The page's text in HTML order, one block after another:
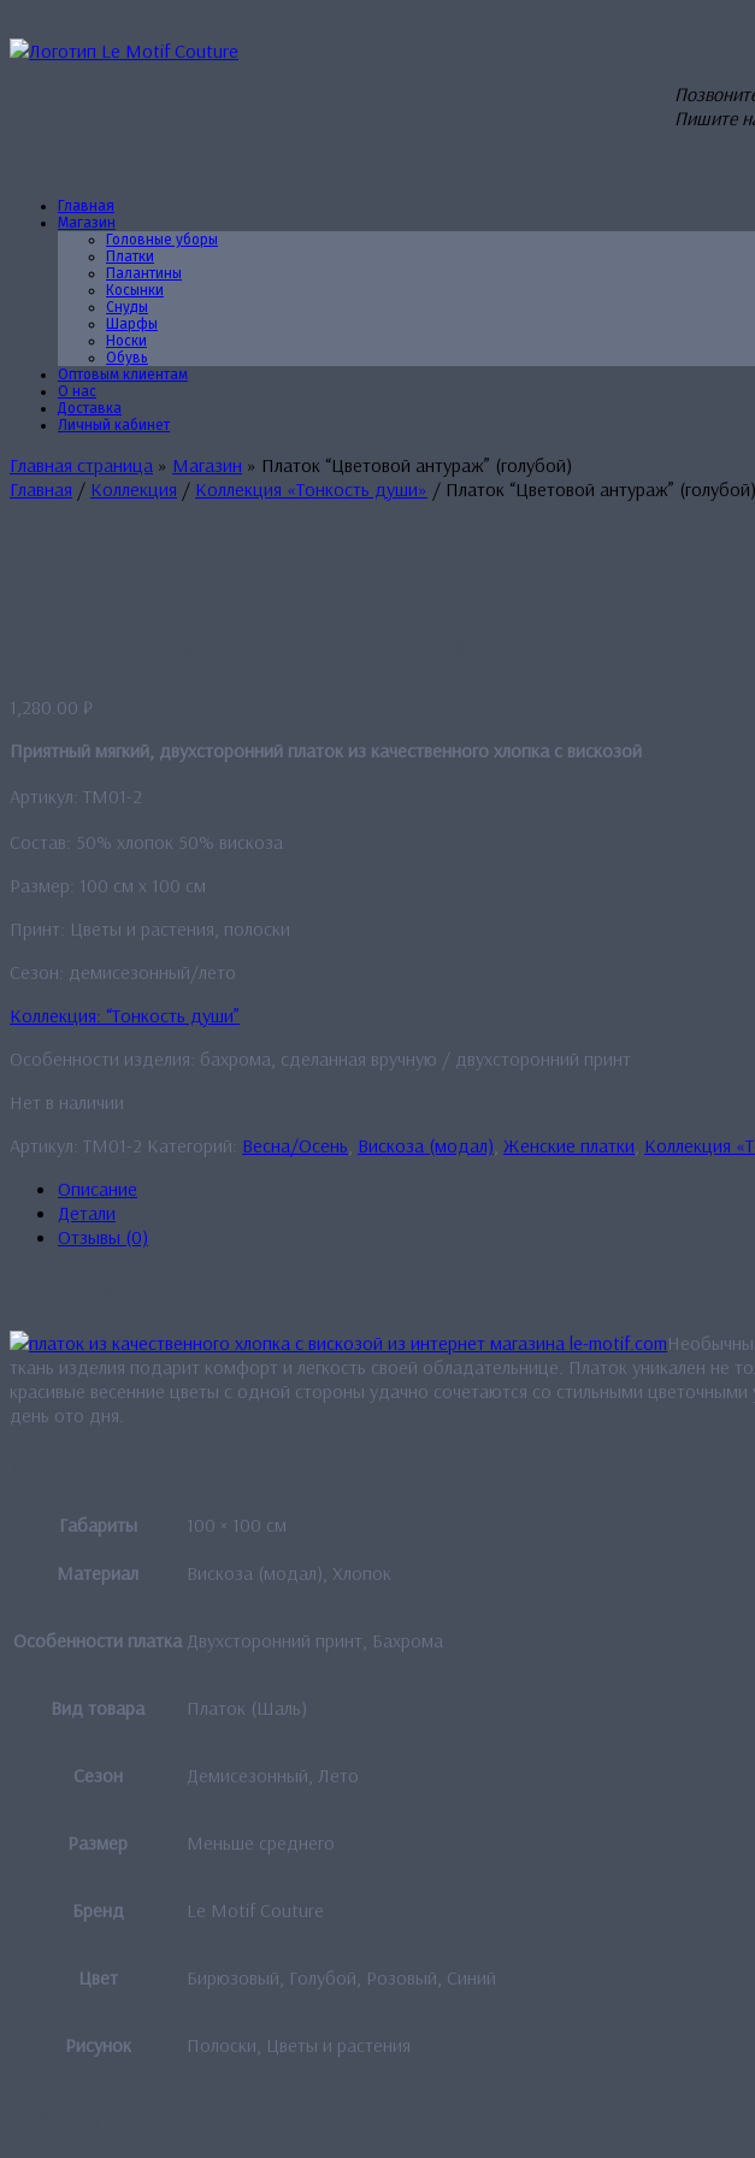
к
Пишите
Главная
Магазин
Головные уборы
Платки
Палантины
Косынки
Снуды
Шарфы
Носки
Обувь
Оптовым клиентам
О нас
Доставка
Личный кабинет
Главная страница » Магазин » Платок “Цветовой антураж” (голубой)
Главная / Коллекция / Коллекция «Тонкость души» / Платок “Цветовой антураж” (голубой)
1,280.00 ₽
Приятный мягкий, двухсторонний платок из качественного хлопка с вискозой
Артикул: TM01-2
Состав: 50% хлопок 50% вискоза
Размер: 100 см x 100 см
Принт: Цветы и растения, полоски
Сезон: демисезонный/лето
Коллекция: “Тонкость души”
Особенности изделия: бахрома, сделанная вручную / двухсторонний принт
Нет в наличии
Артикул: TM01-2 Категорий: Весна/Осень Вискоза (модал) Женские платки Коллекция
Описание
Детали
Отзывы (0)
ткань изделия подарит комфорт и легкость своей обладательнице. Платок уникален
красивые весенние цветы с одной стороны удачно сочетаются со стильными
день ото дня.
Габариты
100 × 100 см
Материал
Вискоза (модал), Хлопок
Особенности платка Двухсторонний принт, Бахрома
Вид товара Платок (Шаль)
Сезон Демисезонный, Лето
Размер Меньше среднего
Бренд Le Motif Couture
Цвет Бирюзовый, Голубой, Розовый, Синий
Рисунок Полоски, Цветы и растения